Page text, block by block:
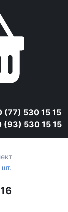
(77) 530 15 15
(93) 530 15 15